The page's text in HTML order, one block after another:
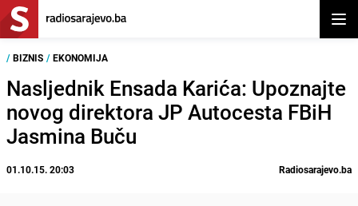
/ BIZNIS / EKONOMIJA
Nasljednik Ensada Karića: Upoznajte
novog direktora JP Autocesta FBiH
Jasmina Buču
01.10.15. 20:03 Radiosarajevo.ba